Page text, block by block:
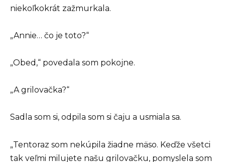
niekoľkokrát zažmurkala.
„Annie… čo je toto?“
„Obed,“ povedala som pokojne.
„A grilovačka?“
Sadla som si, odpila som si čaju a usmiala sa.
„Tentoraz som nekúpila žiadne mäso. Keďže všetci
tak veľmi milujete našu grilovačku, pomyslela som